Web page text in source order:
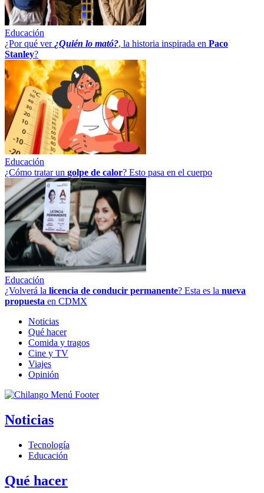
Educación
¿Por qué ver ¿Quién lo mató?, la historia inspirada en Paco
Stanley?
Educación
¿Cómo tratar un golpe de calor? Esto pasa en el cuerpo
Educación
¿Volverá la licencia de conducir permanente? Esta es la nueva
propuesta en CDMX
Noticias
Qué hacer
Comida y tragos
Cine y TV
Viajes
Opinión
Noticias
Tecnología
Educación
Qué hacer